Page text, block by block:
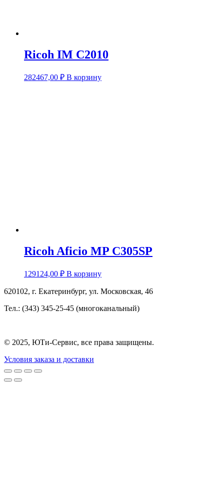
Ricoh IM C2010
282467,00 ₽ В корзину
Ricoh Aficio MP C305SP
129124,00 ₽ В корзину
620102, г. Екатеринбург, ул. Московская, 46
Тел.: (343) 345-25-45 (многоканальный)
© 2025, ЮТи-Сервис, все права защищены.
Условия заказа и доставки